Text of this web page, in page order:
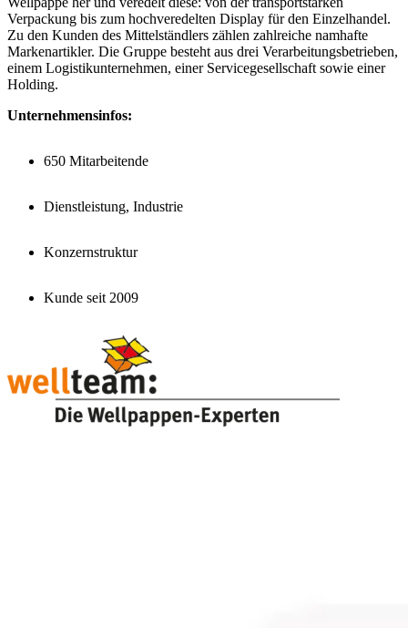
Verpackung bis zum hochveredelten Display für den Einzelhandel.
Zu den Kunden des Mittelständlers zählen zahlreiche namhafte
Markenartikler. Die Gruppe besteht aus drei Verarbeitungsbetrieben,
einem Logistikunternehmen, einer Servicegesellschaft sowie einer
Holding.
Unternehmensinfos:
650 Mitarbeitende
Dienstleistung, Industrie
Konzernstruktur
Kunde seit 2009